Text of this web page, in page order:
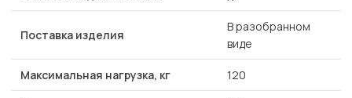
Поставка изделия
В разобранном
виде
Максимальная нагрузка, кг 120